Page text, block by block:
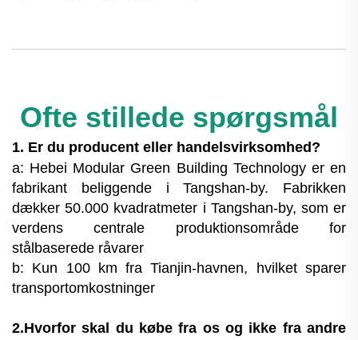
Ofte stillede spørgsmål
1. Er du producent eller handelsvirksomhed?
a: Hebei Modular Green Building Technology er en
fabrikant beliggende i Tangshan-by. Fabrikken
dækker 50.000 kvadratmeter i Tangshan-by, som er
verdens centrale produktionsområde for
stålbaserede råvarer
b: Kun 100 km fra Tianjin-havnen, hvilket sparer
transportomkostninger
2.Hvorfor skal du købe fra os og ikke fra andre